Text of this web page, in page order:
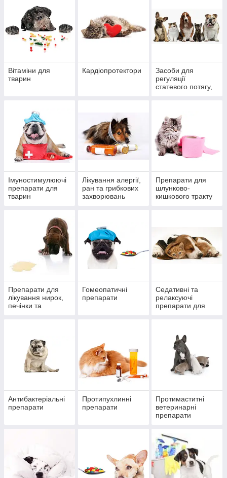
Вітаміни для
тварин
Кардіопротектори
Засоби для
регуляції
статевого потягу,
Імуностимулюючі
препарати для
тварин
Лікування алергії,
ран та грибкових
захворювань
Препарати для
шлунково-
кишкового тракту
Препарати для
лікування нирок,
печінки та
Гомеопатичні
препарати
Седативні та
релаксуючі
препарати для
Антибактеріальні
препарати
Протипухлинні
препарати
Протимаститні
ветеринарні
препарати